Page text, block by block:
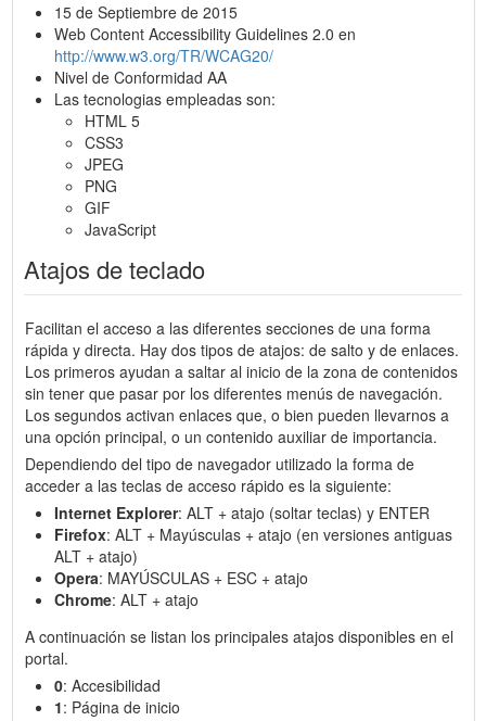
15 de Septiembre de 2015
Web Content Accessibility Guidelines 2.0 en
http://www.w3.org/TR/WCAG20/
Nivel de Conformidad AA
Las tecnologias empleadas son:
HTML 5
CSS3
JPEG
PNG
GIF
JavaScript
Atajos de teclado
Facilitan el acceso a las diferentes secciones de una forma
rápida y directa. Hay dos tipos de atajos: de salto y de enlaces.
Los primeros ayudan a saltar al inicio de la zona de contenidos
sin tener que pasar por los diferentes menús de navegación.
Los segundos activan enlaces que, o bien pueden llevarnos a
una opción principal, o un contenido auxiliar de importancia.
Dependiendo del tipo de navegador utilizado la forma de
acceder a las teclas de acceso rápido es la siguiente:
Internet Explorer: ALT + atajo (soltar teclas) y ENTER
Firefox: ALT + Mayúsculas + atajo (en versiones antiguas
ALT + atajo)
Opera: MAYÚSCULAS + ESC + atajo
Chrome: ALT + atajo
A continuación se listan los principales atajos disponibles en el
portal.
0: Accesibilidad
1: Página de inicio